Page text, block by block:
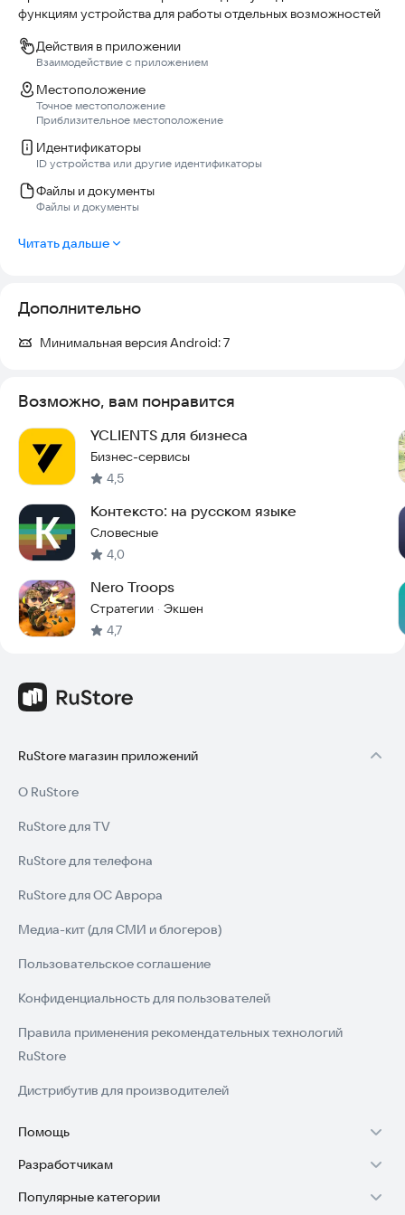
функциям устройства для работы отдельных возможностей
Действия в приложении
Взаимодействие с приложением
Местоположение
Точное местоположение
Приблизительное местоположение
Идентификаторы
ID устройства или другие идентификаторы
Файлы и документы
Файлы и документы
Читать дальше
Дополнительно
Минимальная версия Android:7
Возможно, вам понравится
YCLIENTS для бизнеса
Бизнес-сервисы
4,5
Контексто: на русском языке
Словесные
4,0
Nero Troops
Стратегии · Экшен
4,7
RuStore магазин приложений
О RuStore
RuStore для TV
RuStore для телефона
RuStore для ОС Аврора
Медиа-кит (для СМИ и блогеров)
Пользовательское соглашение
Конфиденциальность для пользователей
Правила применения рекомендательных технологий
RuStore
Дистрибутив для производителей
Помощь
Установка RuStore на TV
Установка RuStore на телефон
Разработчикам
Зарабатывать с RuStore
Популярные категории